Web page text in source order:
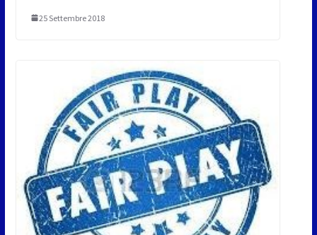
25 Settembre 2018